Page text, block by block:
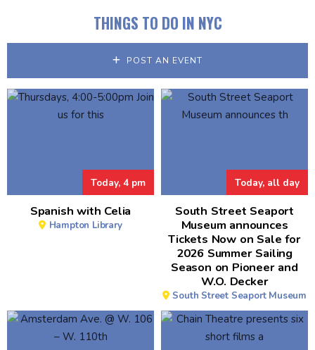
THINGS TO DO IN NYC
POST AN EVENT
Today, 4 pm
Spanish with Celia
Hampton Library
Today, all day
South Street Seaport
Museum announces
Tickets Now on Sale for
2026 Summer Sailing
Season on Pioneer and
W.O. Decker
South Street Seaport Museum